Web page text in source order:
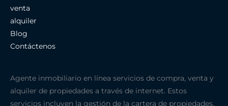
venta
alquiler
Blog
Contáctenos
Agente inmobiliario en línea servicios de compra, venta y
alquiler de propiedades a través de internet. Estos
servicios incluyen la gestión de la cartera de propiedades,